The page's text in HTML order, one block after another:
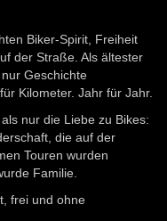
Biker-Spirit, Freiheit
der Straße. Als ältester
Geschichte
Kilometer. Jahr für Jahr.
nur die Liebe zu Bikes:
die auf der
Touren wurden
Familie.
frei und ohne